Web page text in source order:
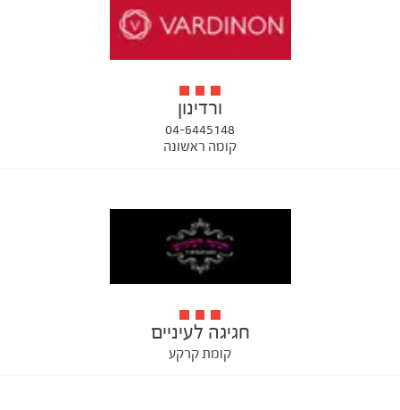
ורדינון
04-6445148
קומה ראשונה
חגיגה לעיניים
קומת קרקע